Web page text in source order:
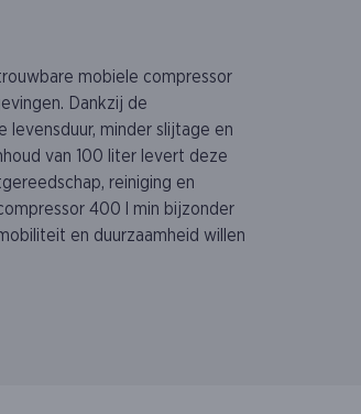
mobiele compressor
Dankzij de
minder slijtage en
van 100 liter levert deze
reiniging en
400 l min bijzonder
en duurzaamheid willen